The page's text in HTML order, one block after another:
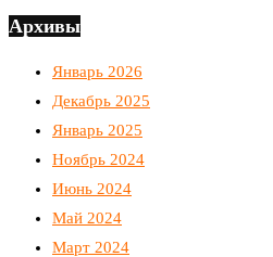
Архивы
Январь 2026
Декабрь 2025
Январь 2025
Ноябрь 2024
Июнь 2024
Май 2024
Март 2024